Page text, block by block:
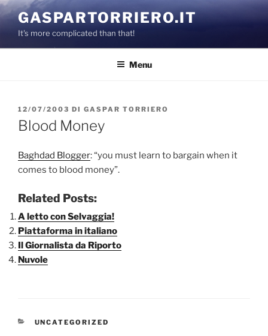
Salta
al
contenuto
GASPARTORRIERO.IT
It's more complicated than that!
Menu
PUBBLICATO
IL
12/07/2003 DI GASPAR TORRIERO
Blood Money
Baghdad Blogger: “you must learn to bargain when it
comes to blood money”.
Related Posts:
A letto con Selvaggia!
Piattaforma in italiano
Il Giornalista da Riporto
Nuvole
CATEGORIE
UNCATEGORIZED